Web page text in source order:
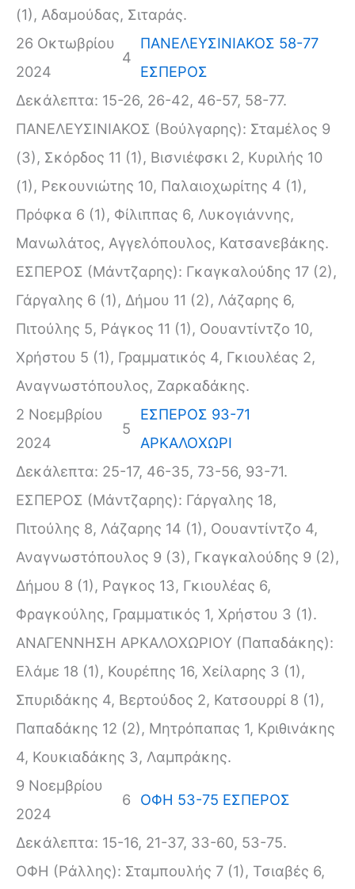
(1), Αδαμούδας, Σιταράς.
26 Οκτωβρίου
2024
4
ΠΑΝΕΛΕΥΣΙΝΙΑΚΟΣ 58-77
ΕΣΠΕΡΟΣ
Δεκάλεπτα: 15-26, 26-42, 46-57, 58-77.
ΠΑΝΕΛΕΥΣΙΝΙΑΚΟΣ (Βούλγαρης): Σταμέλος 9
(3), Σκόρδος 11 (1), Βισνιέφσκι 2, Κυριλής 10
(1), Ρεκουνιώτης 10, Παλαιοχωρίτης 4 (1),
Πρόφκα 6 (1), Φίλιππας 6, Λυκογιάννης,
Μανωλάτος, Αγγελόπουλος, Κατσανεβάκης.
ΕΣΠΕΡΟΣ (Μάντζαρης): Γκαγκαλούδης 17 (2),
Γάργαλης 6 (1), Δήμου 11 (2), Λάζαρης 6,
Πιτούλης 5, Ράγκος 11 (1), Οουαντίντζο 10,
Χρήστου 5 (1), Γραμματικός 4, Γκιουλέας 2,
Αναγνωστόπουλος, Ζαρκαδάκης.
2 Νοεμβρίου
2024
5
ΕΣΠΕΡΟΣ 93-71
ΑΡΚΑΛΟΧΩΡΙ
Δεκάλεπτα: 25-17, 46-35, 73-56, 93-71.
ΕΣΠΕΡΟΣ (Μάντζαρης): Γάργαλης 18,
Πιτούλης 8, Λάζαρης 14 (1), Οουαντίντζο 4,
Αναγνωστόπουλος 9 (3), Γκαγκαλούδης 9 (2),
Δήμου 8 (1), Ραγκος 13, Γκιουλέας 6,
Φραγκούλης, Γραμματικός 1, Χρήστου 3 (1).
ΑΝΑΓΕΝΝΗΣΗ ΑΡΚΑΛΟΧΩΡΙΟΥ (Παπαδάκης):
Ελάμε 18 (1), Κουρέπης 16, Χείλαρης 3 (1),
Σπυριδάκης 4, Βερτούδος 2, Κατσουρρί 8 (1),
Παπαδάκης 12 (2), Μητρόπαπας 1, Κριθινάκης
4, Κουκιαδάκης 3, Λαμπράκης.
9 Νοεμβρίου
2024
6 ΟΦΗ 53-75 ΕΣΠΕΡΟΣ
Δεκάλεπτα: 15-16, 21-37, 33-60, 53-75.
ΟΦΗ (Ράλλης): Σταμπουλής 7 (1), Τσιαβές 6,